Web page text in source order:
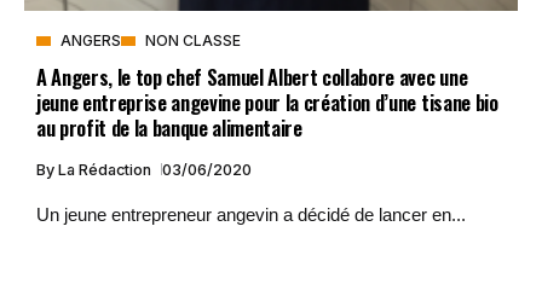
ANGERS NON CLASSE
A Angers, le top chef Samuel Albert collabore avec une
jeune entreprise angevine pour la création d’une tisane bio
au profit de la banque alimentaire
By La Rédaction 03/06/2020
Un jeune entrepreneur angevin a décidé de lancer en...